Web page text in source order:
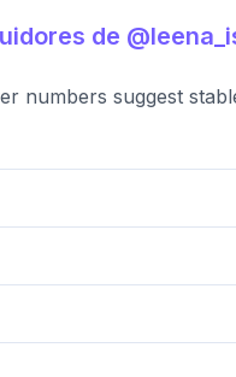
de
numbers suggest